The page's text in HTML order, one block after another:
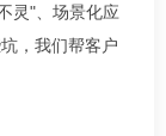
灵"、场景化应
，我们帮客户